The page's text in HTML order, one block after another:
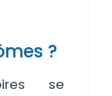
?
se